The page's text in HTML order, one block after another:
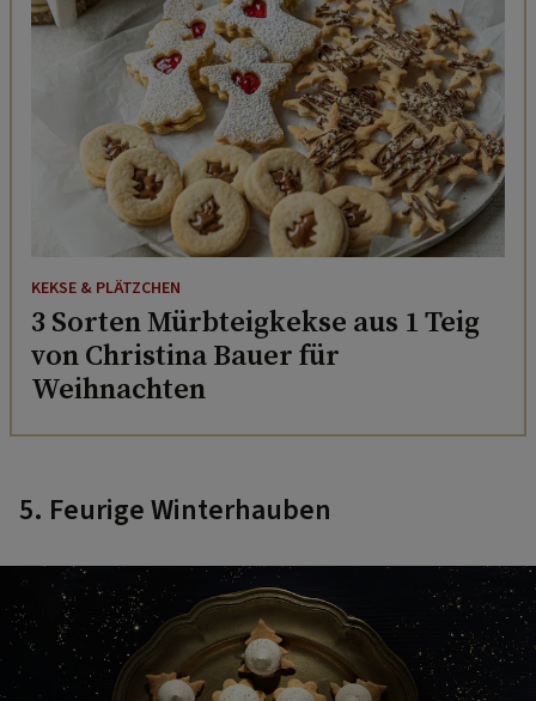
KEKSE & PLÄTZCHEN
3 Sorten Mürbteigkekse aus 1 Teig
von Christina Bauer für
Weihnachten
5. Feurige Winterhauben